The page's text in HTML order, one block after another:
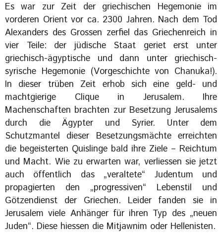
Es war zur Zeit der griechischen Hegemonie im
vorderen Orient vor ca. 2300 Jahren. Nach dem Tod
Alexanders des Grossen zerfiel das Griechenreich in
vier Teile: der jüdische Staat geriet erst unter
griechisch-ägyptische und dann unter griechisch-
syrische Hegemonie (Vorgeschichte von Chanuka!).
In dieser trüben Zeit erhob sich eine geld- und
machtgierige Clique in Jerusalem. Ihre
Machenschaften brachten zur Besetzung Jerusalems
durch die Ägypter und Syrier. Unter dem
Schutzmantel dieser Besetzungsmächte erreichten
die begeisterten Quislinge bald ihre Ziele – Reichtum
und Macht. Wie zu erwarten war, verliessen sie jetzt
auch öffentlich das „veraltete“ Judentum und
propagierten den „progressiven“ Lebenstil und
Götzendienst der Griechen. Leider fanden sie in
Jerusalem viele Anhänger für ihren Typ des „neuen
Juden“. Diese hiessen die Mitjawnim oder Hellenisten.